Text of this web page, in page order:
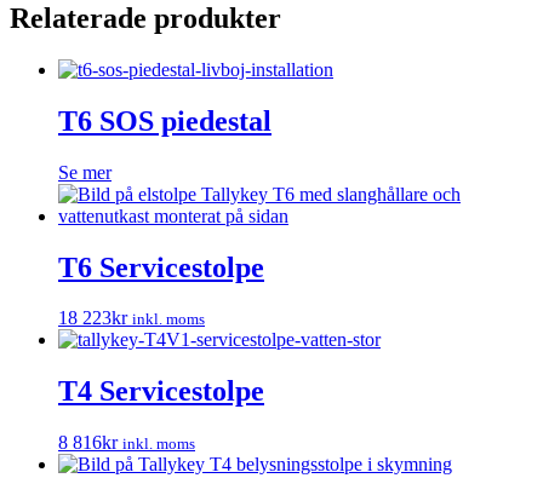
Relaterade produkter
T6 SOS piedestal
Se mer
T6 Servicestolpe
18 223kr inkl. moms
T4 Servicestolpe
8 816kr inkl. moms